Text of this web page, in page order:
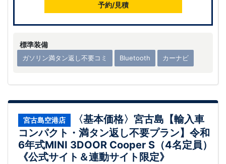
標準装備
ガソリン満タン返し不要コミ Bluetooth カーナビ
予約/見積
宮古島空港店
〈基本価格〉宮古島【輸入車
コンパクト・満タン返し不要プラン】令和
6年式MINI 3DOOR Cooper S（4名定員）
《公式サイト＆連動サイト限定》